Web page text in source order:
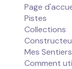
Page
Pistes
Collections
Mes Sentiers
Comment